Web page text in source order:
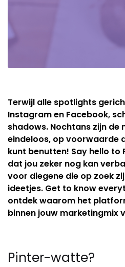
Terwijl alle spotlights
Instagram en Facebook,
shadows. Nochtans zijn de
eindeloos, op voorwaarde
kunt benutten! Say hello to
dat jou zeker nog kan
voor diegene die op zoek
ideetjes. Get to know
ontdek waarom het
binnen jouw marketingmix
Pinter-watte?